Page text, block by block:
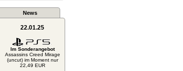
News
22.01.25
Im Sonderangebot
Assassins Creed Mirage
(uncut) im Moment nur
22,49 EUR